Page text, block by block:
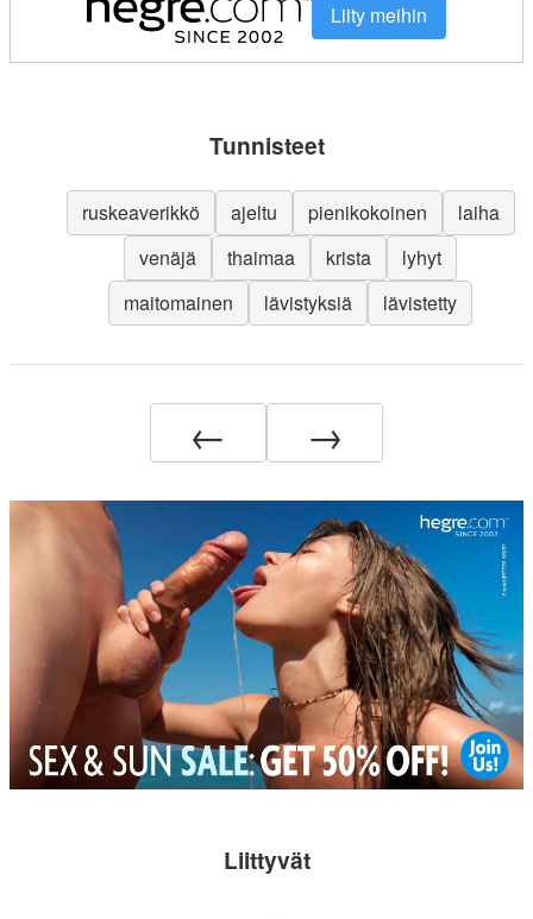
Liity meihin
Tunnisteet
ruskeaverikkö ajeltu pienikokoinen
laiha
venäjä
thaimaa krista
lyhyt
maitomainen
lävistyksiä lävistetty
← →
Liittyvät